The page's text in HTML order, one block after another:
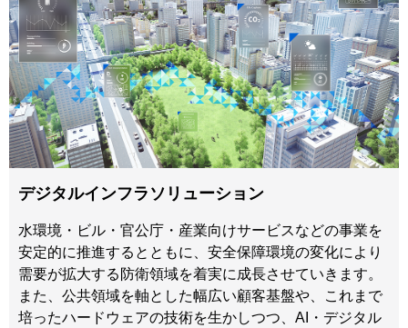
デジタルインフラソリューション
水環境・ビル・官公庁・産業向けサービスなどの事業を
安定的に推進するとともに、安全保障環境の変化により
需要が拡大する防衛領域を着実に成長させていきます。
また、公共領域を軸とした幅広い顧客基盤や、これまで
培ったハードウェアの技術を生かしつつ、AI・デジタル